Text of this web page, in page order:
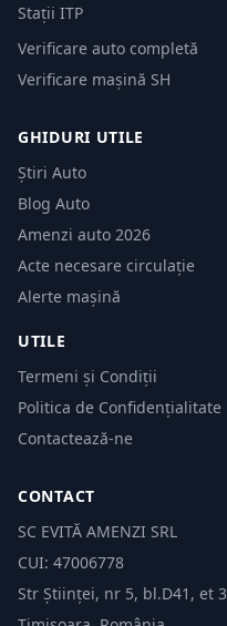
Stații ITP
Verificare auto completă
Verificare mașină SH
GHIDURI UTILE
Știri Auto
Blog Auto
Amenzi auto 2026
Acte necesare circulație
Alerte mașină
UTILE
Termeni și Condiții
Politica de Confidențialitate
Contactează-ne
CONTACT
SC EVITĂ AMENZI SRL
CUI: 47006778
Str Științei, nr 5, bl.D41, et 3